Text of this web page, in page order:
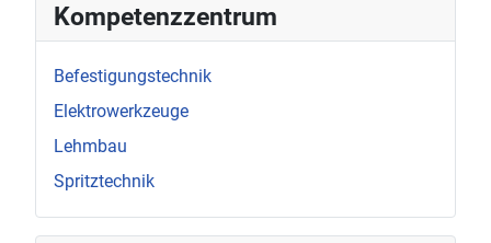
Kompetenzzentrum
Befestigungstechnik
Elektrowerkzeuge
Lehmbau
Spritztechnik